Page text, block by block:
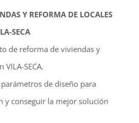
Y REFORMA DE LOCALES
SECA
de reforma de viviendas y
SECA.
de diseño para
y conseguir la mejor solución